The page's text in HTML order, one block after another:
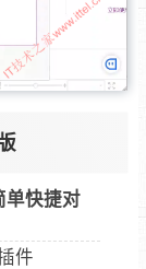
单快捷对
件